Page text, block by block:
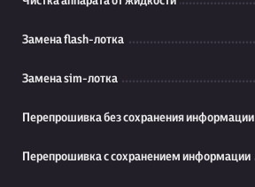
Замена flash-лотка
Замена sim-лотка
Перепрошивка без сохранения информации
Перепрошивка с сохранением информации